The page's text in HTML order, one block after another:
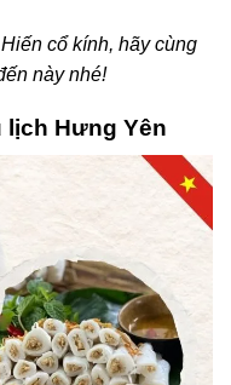
cổ kính, hãy cùng
này nhé!
lịch Hưng Yên